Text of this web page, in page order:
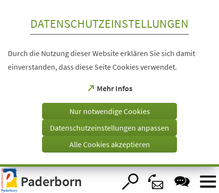
Visuelle
Assistenzsoftware
öffnen.
DATENSCHUTZEINSTELLUNGEN
Durch die Nutzung dieser Website erklären Sie sich damit
einverstanden, dass diese Seite Cookies verwendet.
Mehr Infos
(Öffnet
einem
Tab)
Nur notwendige Cookies
Datenschutzeinstellungen anpassen
Alle Cookies akzeptieren
Paderborn